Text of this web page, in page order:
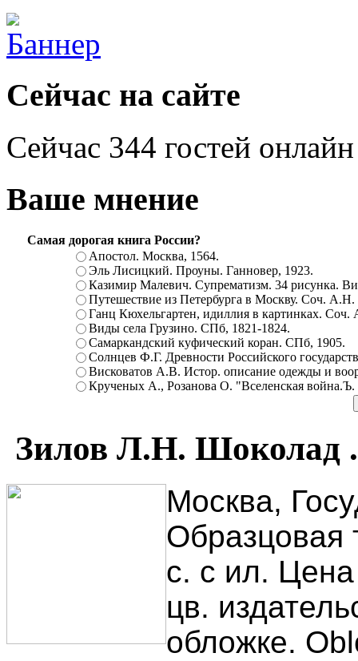
Сейчас на сайте
Сейчас 344 гостей онлайн
Ваше мнение
Самая дорогая книга России?
Апостол. Москва, 1564.
Эль Лисицкий. Проуны. Ганновер, 1923.
Казимир Малевич. Супрематизм. 34 рисунка.
Путешествие из Петербурга в Москву. Соч.
Ганц Кюхельгартен, идиллия в картинках.
Виды села Грузино. СПб, 1821-1824.
Самаркандский куфический коран. СПб, 1905.
Солнцев Ф.Г. Древности Российского
Висковатов А.В. Истор. описание одежды и
Крученых А., Розанова О. "Вселенская
Зилов Л.Н. Шоколад
Москва,
Образцовая
с. с ил.
цв.
обложке.